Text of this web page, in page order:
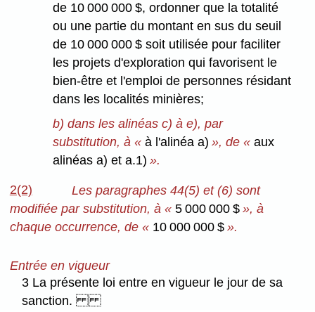
de 10 000 000 $, ordonner que la totalité
ou une partie du montant en sus du seuil
de 10 000 000 $ soit utilisée pour faciliter
les projets d'exploration qui favorisent le
bien-être et l'emploi de personnes résidant
dans les localités minières;
b) dans les alinéas c) à e), par
substitution, à «à l'alinéa a) », de «aux
alinéas a) et a.1) ».
2(2)
Les paragraphes 44(5) et (6) sont
modifiée par substitution, à « 5 000 000 $», à
chaque occurrence, de « 10 000 000 $».
Entrée en vigueur
3 La présente loi entre en vigueur le jour de sa
sanction.